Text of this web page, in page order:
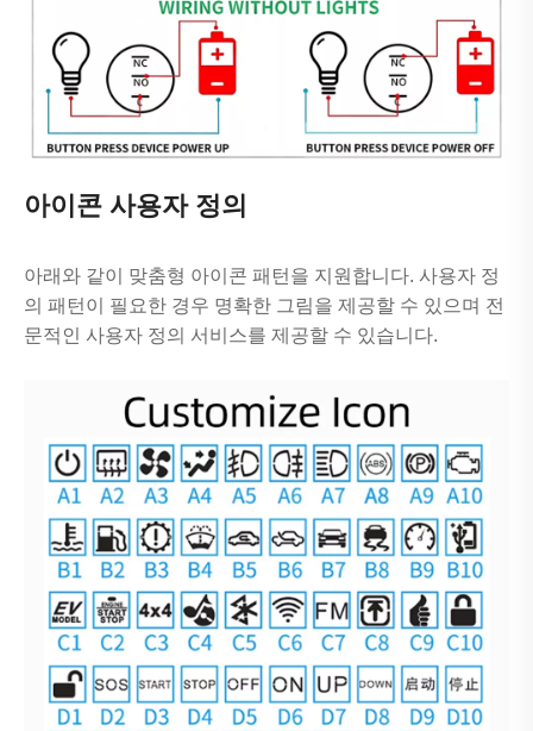
아이콘 사용자 정의
아래와 같이 맞춤형 아이콘 패턴을 지원합니다. 사용자 정
의 패턴이 필요한 경우 명확한 그림을 제공할 수 있으며 전
문적인 사용자 정의 서비스를 제공할 수 있습니다.